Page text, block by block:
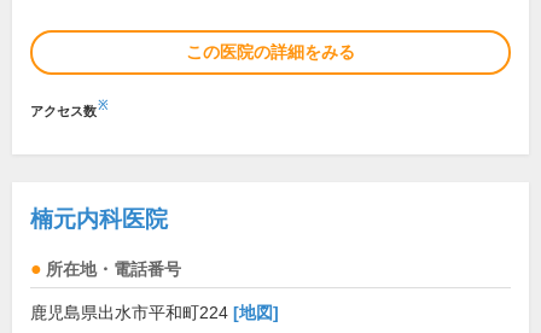
この医院の詳細をみる
アクセス数※
楠元内科医院
所在地・電話番号
鹿児島県出水市平和町224 [地図]